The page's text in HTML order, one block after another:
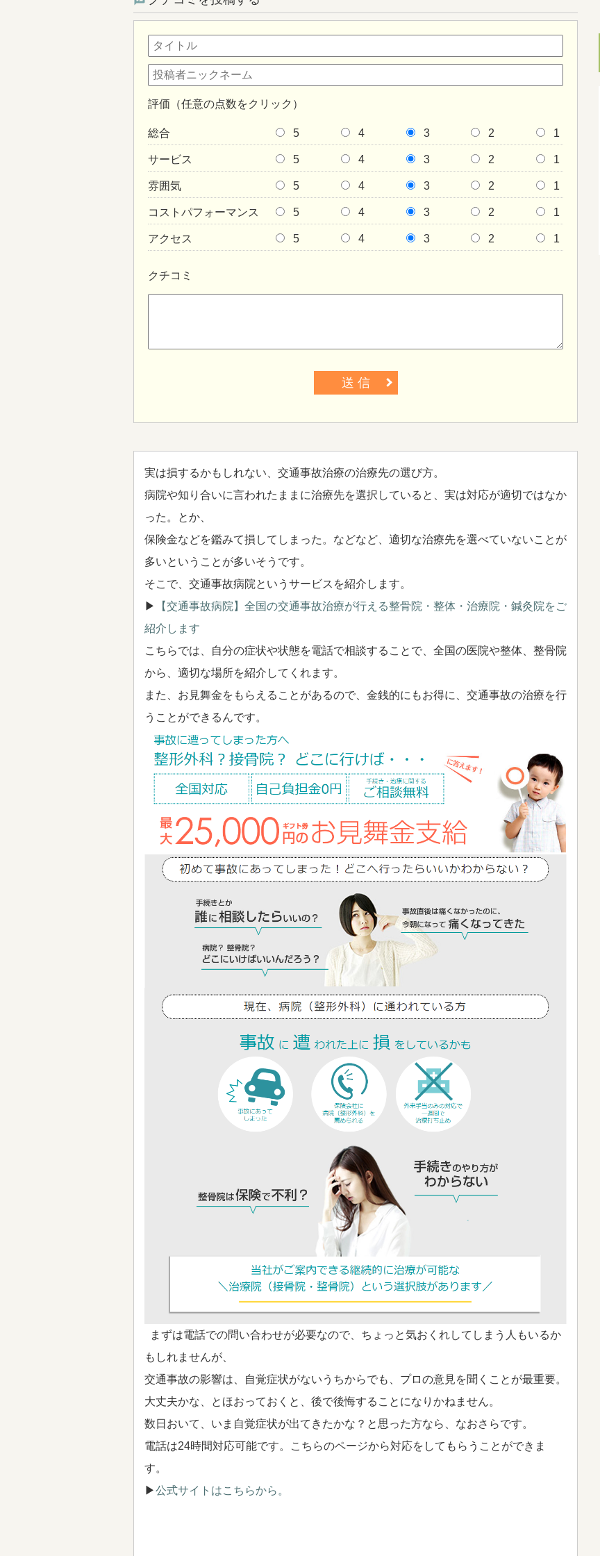
評価（任意の点数をクリック）
総合 5 4 3 2 1
サービス 5 4 3 2 1
雰囲気 5 4 3 2 1
コストパフォーマンス 5 4 3 2 1
アクセス 5 4 3 2 1
クチコミ
送 信
実は損するかもしれない、交通事故治療の治療先の選び方。
病院や知り合いに言われたままに治療先を選択していると、実は対応が適切ではなか
った。とか、
保険金などを鑑みて損してしまった。などなど、適切な治療先を選べていないことが
多いということが多いそうです。
そこで、交通事故病院というサービスを紹介します。
▶
【交通事故病院】全国の交通事故治療が行える整骨院・整体・治療院・鍼灸院をご
紹介します
こちらでは、自分の症状や状態を電話で相談することで、全国の医院や整体、整骨院
から、適切な場所を紹介してくれます。
また、お見舞金をもらえることがあるので、金銭的にもお得に、交通事故の治療を行
うことができるんです。
まずは電話での問い合わせが必要なので、ちょっと気おくれしてしまう人もいるか
もしれませんが、
交通事故の影響は、自覚症状がないうちからでも、プロの意見を聞くことが最重要。
大丈夫かな、とほおっておくと、後で後悔することになりかねません。
数日おいて、いま自覚症状が出てきたかな？と思った方なら、なおさらです。
電話は24時間対応可能です。こちらのページから対応をしてもらうことができま
す。
▶公式サイトはこちらから。